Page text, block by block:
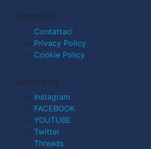
CONTATTI
Contattaci
Privacy Policy
Cookie Policy
SEGUICI SU
Instagram
FACEBOOK
YOUTUBE
Twitter
Threads